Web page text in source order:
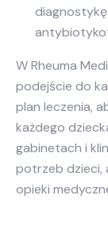
W Rheuma
podejście do
plan leczenia,
każdego
gabinetach i
potrzeb dzieci,
opieki